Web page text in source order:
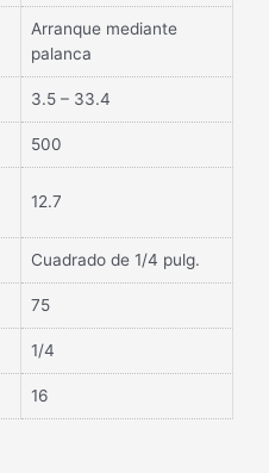
Arranque mediante
palanca
3.5 – 33.4
500
12.7
Cuadrado de 1/4 pulg.
75
1/4
16